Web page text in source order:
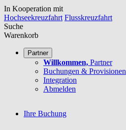
In Kooperation mit
Hochseekreuzfahrt Flusskreuzfahrt
Suche
Warenkorb
Partner
Willkommen, Partner
Buchungen & Provisionen
Integration
Abmelden
Ihre Buchung